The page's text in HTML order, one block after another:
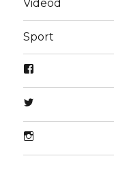
Videod
Sport